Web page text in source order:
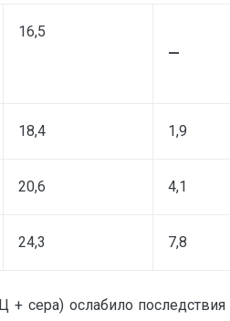
16,5
—
18,4 1,9
20,6 4,1
24,3 7,8
сера) ослабило последствия